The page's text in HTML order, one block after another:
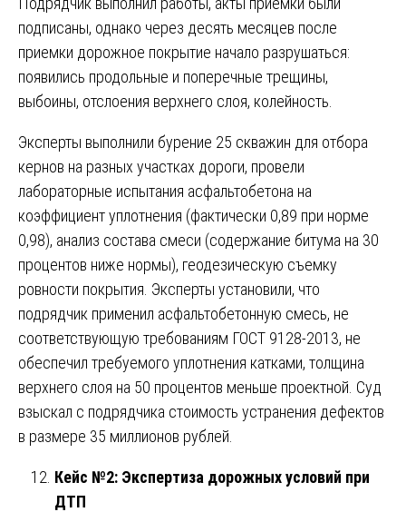
подписаны, однако через десять месяцев после
приемки дорожное покрытие начало разрушаться:
появились продольные и поперечные трещины,
выбоины, отслоения верхнего слоя, колейность.
Эксперты выполнили бурение 25 скважин для отбора
кернов на разных участках дороги, провели
лабораторные испытания асфальтобетона на
коэффициент уплотнения (фактически 0,89 при норме
0,98), анализ состава смеси (содержание битума на 30
процентов ниже нормы), геодезическую съемку
ровности покрытия. Эксперты установили, что
подрядчик применил асфальтобетонную смесь, не
соответствующую требованиям ГОСТ 9128-2013, не
обеспечил требуемого уплотнения катками, толщина
верхнего слоя на 50 процентов меньше проектной. Суд
взыскал с подрядчика стоимость устранения дефектов
в размере 35 миллионов рублей.
Кейс №2: Экспертиза дорожных условий при
ДТП